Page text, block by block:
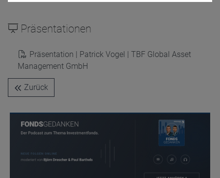
Präsentationen
Präsentation | Patrick Vogel | TBF Global Asset
Management GmbH
Zurück
Anbieter
D&C
Zweck